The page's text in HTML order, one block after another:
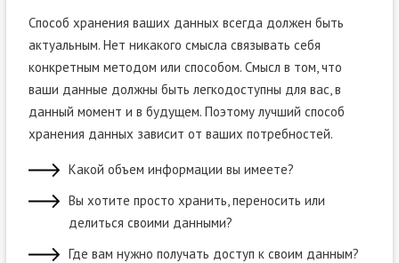
Способ хранения ваших данных всегда должен быть
актуальным. Нет никакого смысла связывать себя
конкретным методом или способом. Смысл в том, что
ваши данные должны быть легкодоступны для вас, в
данный момент и в будущем. Поэтому лучший способ
хранения данных зависит от ваших потребностей.
Какой объем информации вы имеете?
Вы хотите просто хранить, переносить или
делиться своими данными?
Где вам нужно получать доступ к своим данным?